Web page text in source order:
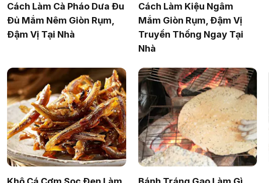
Cách Làm Cà Pháo Dưa Đu
Đủ Mắm Nêm Giòn Rụm,
Đậm Vị Tại Nhà
Cách Làm Kiệu Ngâm
Mắm Giòn Rụm, Đậm Vị
Truyền Thống Ngay Tại
Nhà